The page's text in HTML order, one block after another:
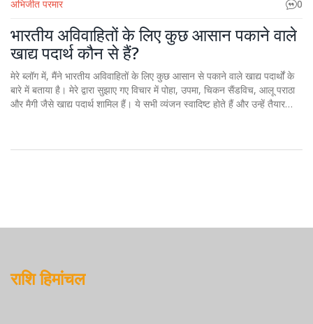
अभिजीत परमार 0
भारतीय अविवाहितों के लिए कुछ आसान पकाने वाले
खाद्य पदार्थ कौन से हैं?
मेरे ब्लॉग में, मैंने भारतीय अविवाहितों के लिए कुछ आसान से पकाने वाले खाद्य पदार्थों के
बारे में बताया है। मेरे द्वारा सुझाए गए विचार में पोहा, उपमा, चिकन सैंडविच, आलू पराठा
और मैगी जैसे खाद्य पदार्थ शामिल हैं। ये सभी व्यंजन स्वादिष्ट होते हैं और उन्हें तैयार
राशि हिमांचल